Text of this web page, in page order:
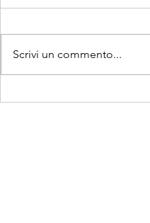
Scrivi un commento...